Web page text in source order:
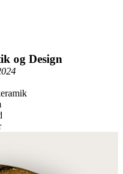
og Design